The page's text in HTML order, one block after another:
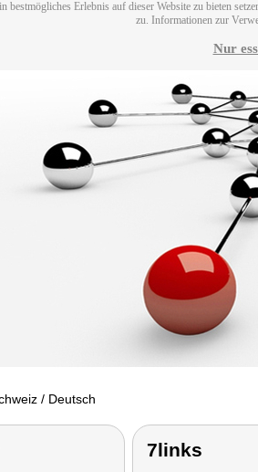
bestmögliches Erlebnis auf dieser Website zu bieten
zu. Informationen zur
Nur
/ Deutsch
7links